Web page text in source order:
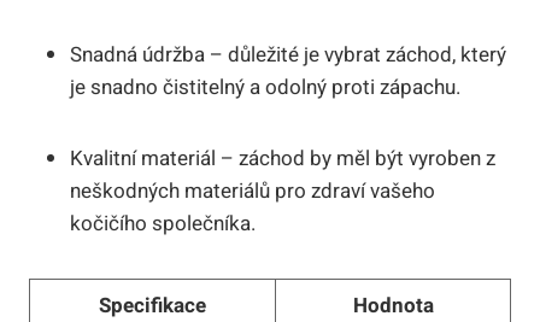
Snadná údržba – důležité je vybrat záchod, který
je snadno čistitelný a odolný proti zápachu.
Kvalitní materiál – záchod by měl být vyroben z
neškodných materiálů pro zdraví vašeho
kočičího společníka.
Specifikace
Hodnota